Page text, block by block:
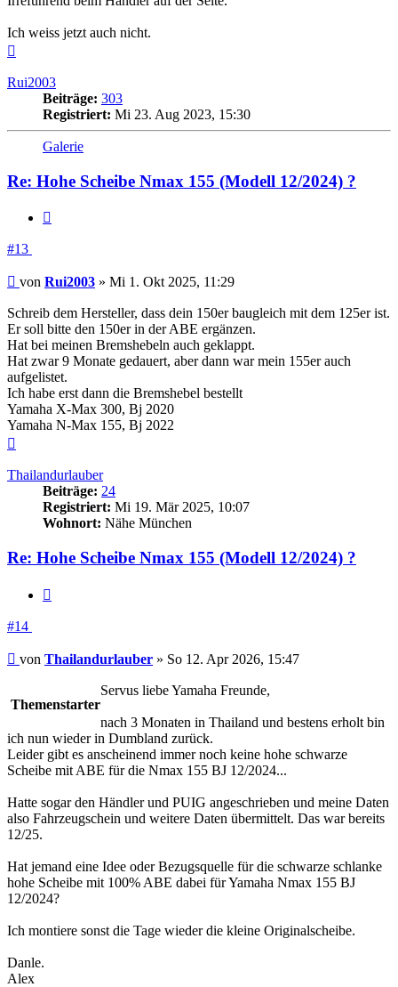
Ich weiss jetzt auch nicht.
Rui2003
Beiträge: 303
Registriert: Mi 23. Aug 2023, 15:30
Galerie
Re: Hohe Scheibe Nmax 155 (Modell 12/2024) ?
#13
Beitrag
von Rui2003 » Mi 1. Okt 2025, 11:29
Schreib dem Hersteller, dass dein 150er baugleich mit dem 125er ist.
Er soll bitte den 150er in der ABE ergänzen.
Hat bei meinen Bremshebeln auch geklappt.
Hat zwar 9 Monate gedauert, aber dann war mein 155er auch
aufgelistet.
Ich habe erst dann die Bremshebel bestellt
Yamaha X-Max 300, Bj 2020
Yamaha N-Max 155, Bj 2022
Thailandurlauber
Beiträge: 24
Registriert: Mi 19. Mär 2025, 10:07
Wohnort: Nähe München
Re: Hohe Scheibe Nmax 155 (Modell 12/2024) ?
#14
Beitrag
von Thailandurlauber » So 12. Apr 2026, 15:47
Themenstarter
Servus liebe Yamaha Freunde,
nach 3 Monaten in Thailand und bestens erholt bin
ich nun wieder in Dumbland zurück.
Leider gibt es anscheinend immer noch keine hohe schwarze
Scheibe mit ABE für die Nmax 155 BJ 12/2024...
Hatte sogar den Händler und PUIG angeschrieben und meine Daten
also Fahrzeugschein und weitere Daten übermittelt. Das war bereits
12/25.
Hat jemand eine Idee oder Bezugsquelle für die schwarze schlanke
hohe Scheibe mit 100% ABE dabei für Yamaha Nmax 155 BJ
12/2024?
Ich montiere sonst die Tage wieder die kleine Originalscheibe.
Danle.
Alex